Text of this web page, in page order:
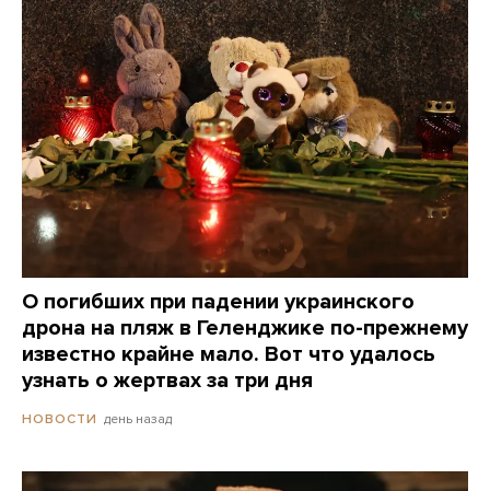
О погибших при падении украинского
дрона на пляж в Геленджике по-прежнему
известно крайне мало. Вот что удалось
узнать о жертвах за три дня
НОВОСТИ день назад